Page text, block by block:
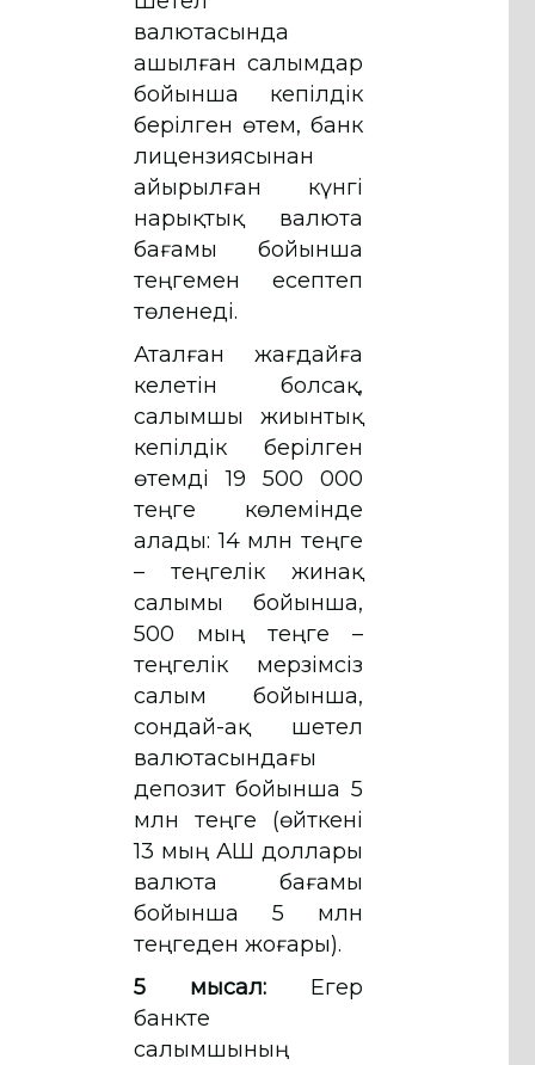
валютасында
ашылған салымдар
бойынша кепілдік
берілген өтем, банк
лицензиясынан
айырылған күнгі
нарықтық валюта
бағамы бойынша
теңгемен есептеп
төленеді.
Аталған жағдайға
келетін болсақ,
салымшы жиынтық
кепілдік берілген
өтемді 19 500 000
теңге көлемінде
алады: 14 млн теңге
– теңгелік жинақ
салымы бойынша,
500 мың теңге –
теңгелік мерзімсіз
салым бойынша,
сондай-ақ шетел
валютасындағы
депозит бойынша 5
млн теңге (өйткені
13 мың АҚШ доллары
валюта бағамы
бойынша 5 млн
теңгеден жоғары).
5 мысал: Егер
банкте
салымшының